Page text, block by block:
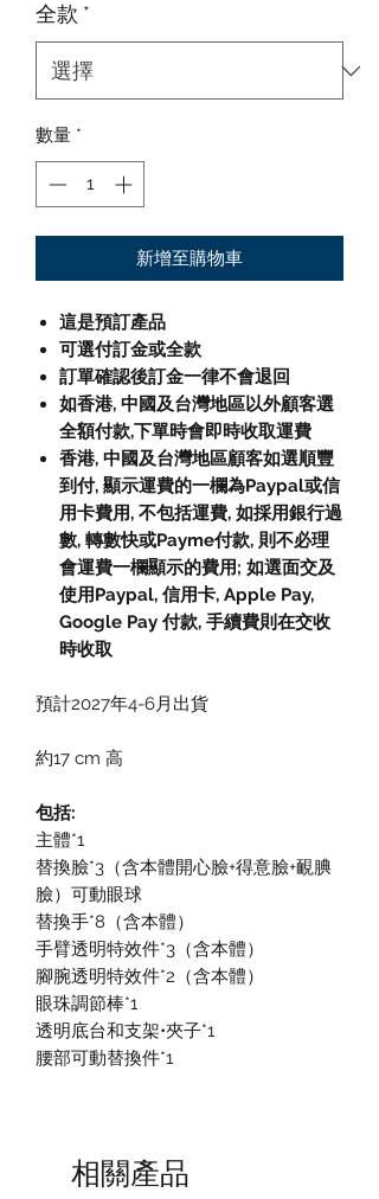
全款 *
數量 *
新增至購物車
這是預訂產品
可選付訂金或全款
訂單確認後訂金一律不會退回
如香港, 中國及台灣地區以外顧客選
全額付款,下單時會即時收取運費
香港, 中國及台灣地區顧客如選順豐
到付, 顯示運費的一欄為Paypal或信
用卡費用, 不包括運費, 如採用銀行過
數, 轉數快或Payme付款, 則不必理
會運費一欄顯示的費用; 如選面交及
使用Paypal, 信用卡, Apple Pay,
Google Pay 付款, 手續費則在交收
時收取
預計2027年4-6月出貨
約17 cm 高
包括:
主體*1
替換臉*3（含本體開心臉+得意臉+靦腆
臉）可動眼球
替換手*8（含本體）
手臂透明特效件*3（含本體）
腳腕透明特效件*2（含本體）
眼珠調節棒*1
透明底台和支架•夾子*1
腰部可動替換件*1
相關產品